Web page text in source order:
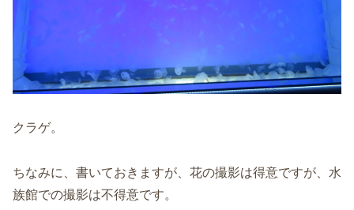
クラゲ。
ちなみに、書いておきますが、花の撮影は得意ですが、水
族館での撮影は不得意です。